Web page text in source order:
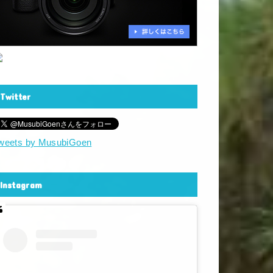
Twitter
by MusubiGoen
Instagram